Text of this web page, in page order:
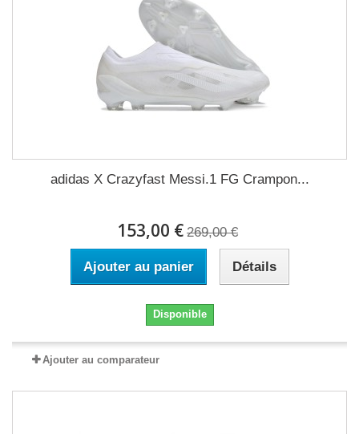
adidas X Crazyfast Messi.1 FG Crampon...
153,00 € 269,00 €
Ajouter au panier Détails
Disponible
Ajouter au comparateur